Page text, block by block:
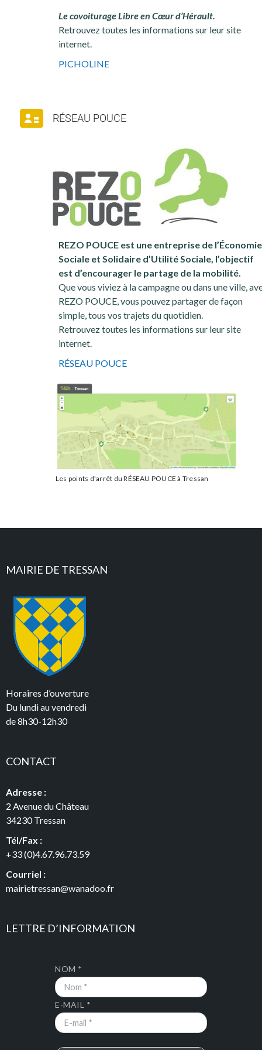
Le covoiturage Libre en Cœur d’Hérault.
Retrouvez toutes les informations sur leur site
internet.
PICHOLINE
RÉSEAU POUCE
REZO POUCE est une entreprise de l’Économie
Sociale et Solidaire d’Utilité Sociale, l’objectif
est d’encourager le partage de la mobilité.
Que vous viviez à la campagne ou dans une ville,
REZO POUCE, vous pouvez partager de façon
simple, tous vos trajets du quotidien.
Retrouvez toutes les informations sur leur site
internet.
RÉSEAU POUCE
Les points d'arrêt du RÉSEAU POUCE à Tressan
MAIRIE DE TRESSAN
Horaires d’ouverture
Du lundi au vendredi
de 8h30-12h30
CONTACT
Adresse :
2 Avenue du Château
34230 Tressan
Tél/Fax :
+33 (0)4.67.96.73.59
Courriel :
mairietressan@wanadoo.fr
LETTRE D’INFORMATION
NOM *
E-MAIL *